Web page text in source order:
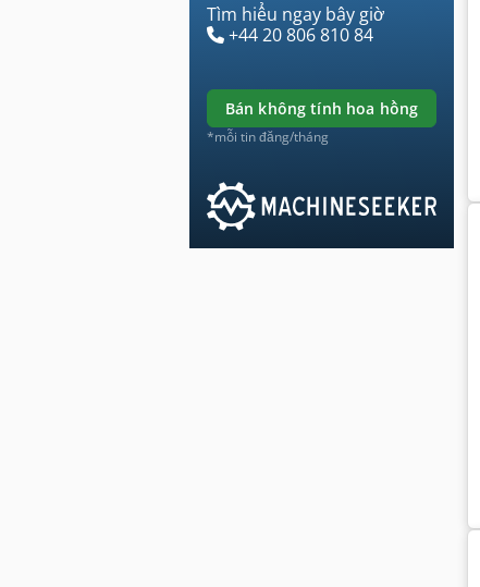
Tìm hiểu ngay bây giờ
+44 20 806 810 84
bán không tính hoa hồng
*mỗi tin đăng/tháng